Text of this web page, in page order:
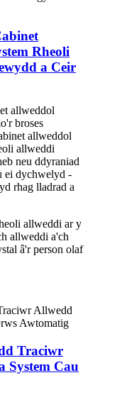
Rheoli
a Ceir
allweddol
broses
allweddol
allweddi
neu ddyraniad
ei dychwelyd -
rhag lladrad a
allweddi ar y
allweddi a'ch
â'r person olaf
Traciwr
System Cau